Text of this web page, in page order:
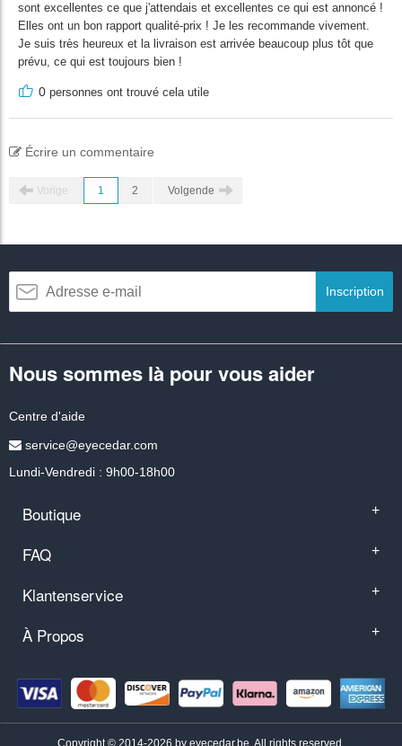
sont excellentes ce que j'attendais et excellentes ce qui est annoncé !
Elles ont un bon rapport qualité-prix ! Je les recommande vivement.
Je suis très heureux et la livraison est arrivée beaucoup plus tôt que
prévu, ce qui est toujours bien !
0 personnes ont trouvé cela utile
Écrire un commentaire
Vorige 1 2 Volgende
Inscription
Nous sommes là pour vous aider
Centre d'aide
service@eyecedar.com
Lundi-Vendredi : 9h00-18h00
Boutique +
FAQ +
Klantenservice +
À Propos +
Copyright © 2014-2026 by eyecedar.be. All rights reserved.